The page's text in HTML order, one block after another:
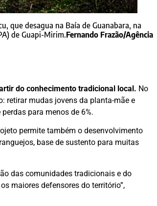
que desagua na Baía de Guanabara, na
de Guapi-Mirim.Fernando Frazão/Agência
do conhecimento tradicional local. No
retirar mudas jovens da planta-mãe e
para menos de 6%.
permite também o desenvolvimento
base de sustento para muitas
das comunidades tradicionais e do
maiores defensores do território”,